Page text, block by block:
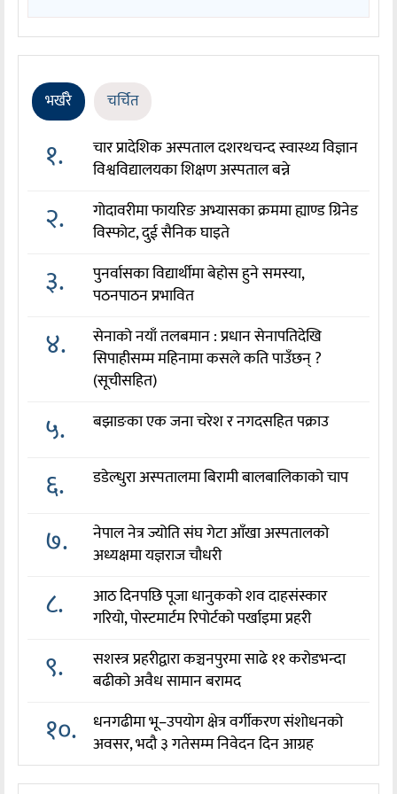
भर्खरै चर्चित
१.
चार प्रादेशिक अस्पताल दशरथचन्द स्वास्थ्य विज्ञान
विश्वविद्यालयका शिक्षण अस्पताल बन्ने
२.
गोदावरीमा फायरिङ अभ्यासका क्रममा ह्याण्ड ग्रिनेड
विस्फोट, दुई सैनिक घाइते
३.
पुनर्वासका विद्यार्थीमा बेहोस हुने समस्या,
पठनपाठन प्रभावित
४.
सेनाको नयाँ तलबमान : प्रधान सेनापतिदेखि
सिपाहीसम्म महिनामा कसले कति पाउँछन् ?
(सूचीसहित)
५. बझाङका एक जना चरेश र नगदसहित पक्राउ
६. डडेल्धुरा अस्पतालमा बिरामी बालबालिकाको चाप
७.
नेपाल नेत्र ज्योति संघ गेटा आँखा अस्पतालको
अध्यक्षमा यज्ञराज चौधरी
८.
आठ दिनपछि पूजा धानुकको शव दाहसंस्कार
गरियो, पोस्टमार्टम रिपोर्टको पर्खाइमा प्रहरी
९.
सशस्त्र प्रहरीद्वारा कञ्चनपुरमा साढे ११ करोडभन्दा
बढीको अवैध सामान बरामद
१०.
धनगढीमा भू–उपयोग क्षेत्र वर्गीकरण संशोधनको
अवसर, भदौ ३ गतेसम्म निवेदन दिन आग्रह